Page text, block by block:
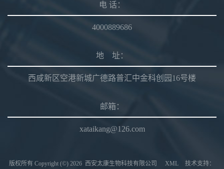
电 话：
4000889686
地 址：
西咸新区空港新城广德路普汇中金科创园16号楼
邮箱：
xataikang@126.com
版权所有 Copyright (©) 2026 西安太康生物科技有限公司 XML 技术支持：